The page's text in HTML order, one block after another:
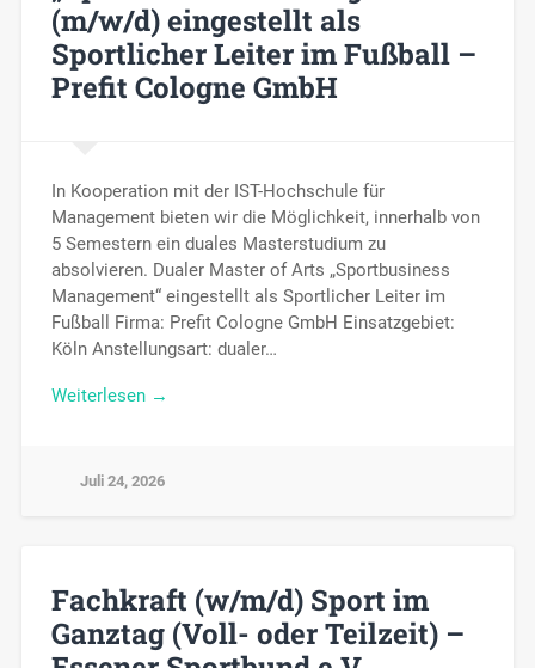
(m/w/d) eingestellt als
Sportlicher Leiter im Fußball –
Prefit Cologne GmbH
In Kooperation mit der IST-Hochschule für
Management bieten wir die Möglichkeit, innerhalb von
5 Semestern ein duales Masterstudium zu
absolvieren. Dualer Master of Arts „Sportbusiness
Management“ eingestellt als Sportlicher Leiter im
Fußball Firma: Prefit Cologne GmbH Einsatzgebiet:
Köln Anstellungsart: dualer…
Weiterlesen →
Juli 24, 2026
Fachkraft (w/m/d) Sport im
Ganztag (Voll- oder Teilzeit) –